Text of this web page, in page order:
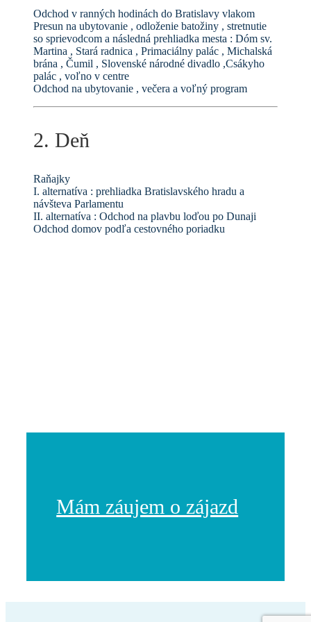
Odchod v ranných hodinách do Bratislavy vlakom
Presun na ubytovanie , odloženie batožiny , stretnutie
so sprievodcom a následná prehliadka mesta : Dóm sv.
Martina , Stará radnica , Primaciálny palác , Michalská
brána , Čumil , Slovenské národné divadlo ,Csákyho
palác , voľno v centre
Odchod na ubytovanie , večera a voľný program
2. Deň
Raňajky
I. alternatíva : prehliadka Bratislavského hradu a
návšteva Parlamentu
II. alternatíva : Odchod na plavbu loďou po Dunaji
Odchod domov podľa cestovného poriadku
Mám záujem o zájazd